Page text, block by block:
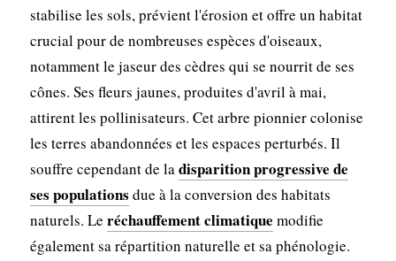
stabilise les sols, prévient l'érosion et offre un habitat
crucial pour de nombreuses espèces d'oiseaux,
notamment le jaseur des cèdres qui se nourrit de ses
cônes. Ses fleurs jaunes, produites d'avril à mai,
attirent les pollinisateurs. Cet arbre pionnier colonise
les terres abandonnées et les espaces perturbés. Il
souffre cependant de ladisparition progressive de
ses populations due à la conversion des habitats
naturels. Le réchauffement climatique modifie
également sa répartition naturelle et sa phénologie.